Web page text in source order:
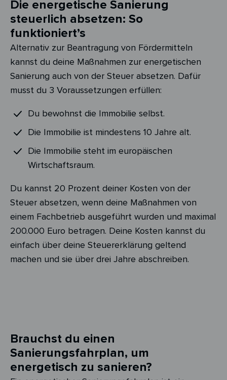
Die energetische Sanierung
steuerlich absetzen: So
funktioniert’s
Alternativ zur Beantragung von Fördermitteln
kannst du deine Maßnahmen zur energetischen
Sanierung auch von der Steuer absetzen. Dafür
musst du 3 Voraussetzungen erfüllen:
Du bewohnst die Immobilie selbst.
Die Immobilie ist mindestens 10 Jahre alt.
Die Immobilie steht im europäischen
Wirtschaftsraum.
Du kannst 20 Prozent deiner Kosten von der
Steuer absetzen, wenn deine Maßnahmen von
einem Fachbetrieb ausgeführt wurden und maximal
200.000 Euro betragen. Deine Kosten kannst du
einfach über deine Steuererklärung geltend
machen und sie über drei Jahre abschreiben.
Brauchst du einen
Sanierungsfahrplan, um
energetisch zu sanieren?